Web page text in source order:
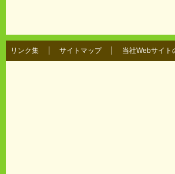
リンク集 サイトマップ 当社Webサイト